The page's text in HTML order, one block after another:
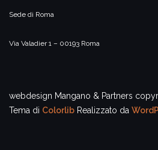
Sede di Roma
Via Valadier 1 – 00193 Roma
webdesign Mangano & Partners
Tema di Colorlib Realizzato da